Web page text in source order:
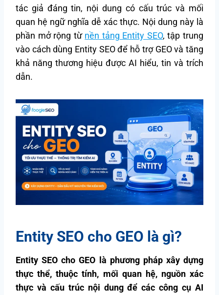
tác giả đáng tin, nội dung có cấu trúc và mối
quan hệ ngữ nghĩa dễ xác thực. Nội dung này là
phần mở rộng từ nền tảng Entity SEO, tập trung
vào cách dùng Entity SEO để hỗ trợ GEO và tăng
khả năng thương hiệu được AI hiểu, tin và trích
dẫn.
Entity SEO cho GEO là gì?
Entity SEO cho GEO là phương pháp xây dựng
thực thể, thuộc tính, mối quan hệ, nguồn xác
thực và cấu trúc nội dung để các công cụ AI